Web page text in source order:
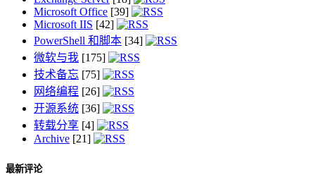
Microsoft Office [39]
Microsoft IIS [42]
PowerShell 和脚本 [34]
微软与我 [175]
技术备忘 [75]
网络编程 [26]
开源系统 [36]
转载分享 [4]
Archive [21]
最新评论